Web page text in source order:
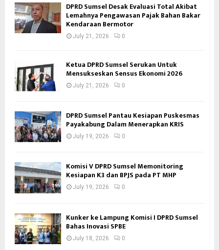
DPRD Sumsel Desak Evaluasi Total Akibat
Lemahnya Pengawasan Pajak Bahan Bakar
Kendaraan Bermotor
July 21, 2026 0
Ketua DPRD Sumsel Serukan Untuk
Mensukseskan Sensus Ekonomi 2026
July 21, 2026 0
DPRD Sumsel Pantau Kesiapan Puskesmas
Payakabung Dalam Menerapkan KRIS
July 19, 2026 0
Komisi V DPRD Sumsel Memonitoring
Kesiapan K3 dan BPJS pada PT MHP
July 19, 2026 0
Kunker ke Lampung Komisi I DPRD Sumsel
Bahas Inovasi SPBE
July 18, 2026 0